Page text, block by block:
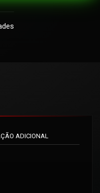
ADICIONAL